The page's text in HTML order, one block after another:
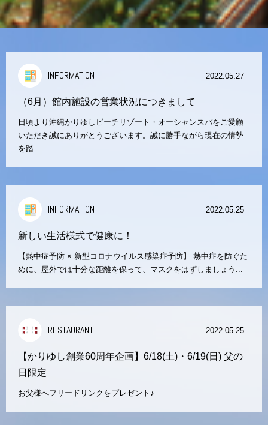
INFORMATION 2022.05.27
（6月）館内施設の営業状況につきまして
日頃より沖縄かりゆしビーチリゾート・オーシャンスパをご愛顧
いただき誠にありがとうございます。誠に勝手ながら現在の情勢
を踏...
INFORMATION 2022.05.25
新しい生活様式で健康に！
【熱中症予防 × 新型コロナウイルス感染症予防】 熱中症を防ぐた
めに、屋外では十分な距離を保って、マスクをはずしましょう...
RESTAURANT 2022.05.25
【かりゆし創業60周年企画】6/18(土)・6/19(日) 父の
日限定
お父様へフリードリンクをプレゼント♪